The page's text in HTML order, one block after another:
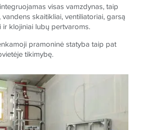
visas vamzdynas, taip
, vandensskaitikliai, ventiliatoriai,garsą
ir klojiniai lubų pertvaroms.
pramoninė statyba taip pat
tikimybę.